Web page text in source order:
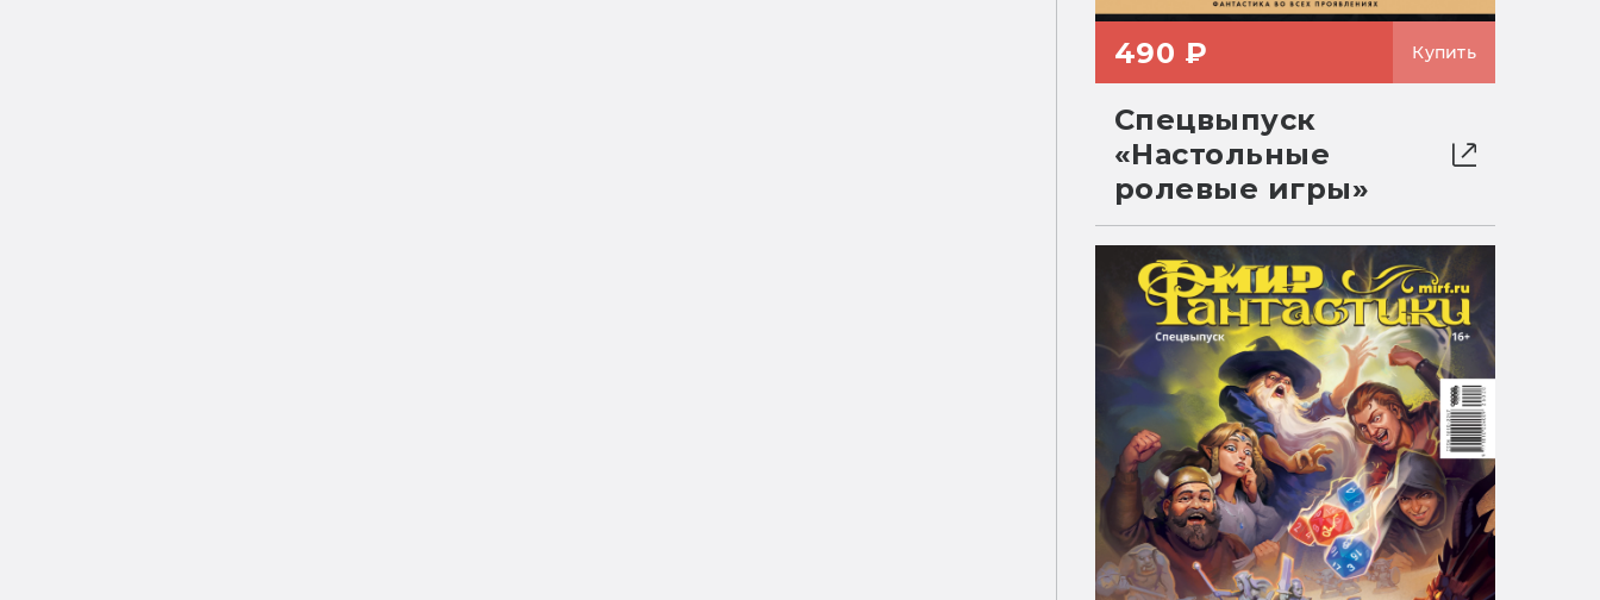
490 ₽ Купить
Спецвыпуск
«Настольные
ролевые игры»